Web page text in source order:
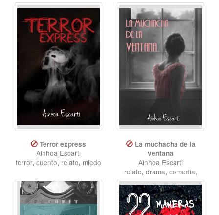
Terror express
Ainhoa Escarti
terror, cuento, relato, miedo
La muchacha de la
ventana
Ainhoa Escarti
relato, drama, comedia,